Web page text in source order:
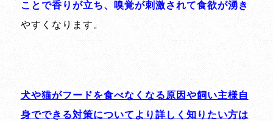
ことで香りが立ち、嗅覚が刺激されて食欲が湧き
やすくなります。
犬や猫がフードを食べなくなる原因や飼い主様自
身でできる対策についてより詳しく知りたい方は